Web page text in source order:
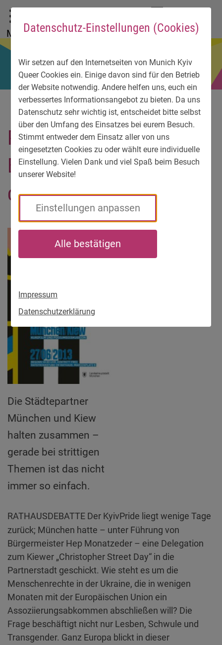
Datenschutz-Einstellungen (Cookies)
Wir setzen auf den Internetseiten von Munich Kyiv
Queer Cookies ein. Einige davon sind für den Betrieb
der Website notwendig. Andere helfen uns, euch ein
verbessertes Informationsangebot zu bieten. Da uns
Datenschutz sehr wichtig ist, entscheidet bitte selbst
über den Umfang des Einsatzes bei eurem Besuch.
Stimmt entweder dem Einsatz aller von uns
eingesetzten Cookies zu oder wählt eure individuelle
Einstellung. Vielen Dank und viel Spaß beim Besuch
unserer Website!
Einstellungen anpassen
Alle bestätigen
Impressum
Datenschutzerklärung
Zum Hauptmenü
Zum Sprachmenü
Zur Suche
Zum Inhalt
Zu den Service-Informationen
Menü
PODIUMSDISKUSSION
Experten diskutieren über
die Ukraine
Die Städtepartner
München und Kiew
halten zusammen –
gerade bei strittigen
Themen ist das nicht
immer so einfach.
RATHAUSDEBATTE Der KyivPride liegt wenige Tage
zurück; München hatte – unter Führung von
Bürgermeister Hep Monatzeder – eine Delegation
zum Kiewer „Christopher Street Day“ in die
Partnerstadt geschickt. Wie steht es um die
Menschenrechte in der Ukraine, die in wenigen
Monaten mit der Europäischen Union ein
Assoziierungsabkommen abschließen will? Die
Frage beschäftigt nicht nur Lesben, Schwule und
Transgender. Ganz Europa blickt in dieser